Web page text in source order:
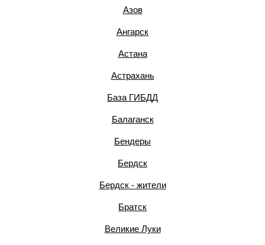
Азов
Ангарск
Астана
Астрахань
База ГИБДД
Балаганск
Бендеры
Бердск
Бердск - жители
Братск
Великие Луки